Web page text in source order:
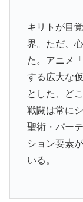
キリトが目
界。ただ、
た。アニメ
する広大な
とした、ど
戦闘は常に
聖術・パー
ション要素
いる。